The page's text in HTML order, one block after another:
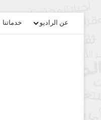
عن الراديو خدماتنا